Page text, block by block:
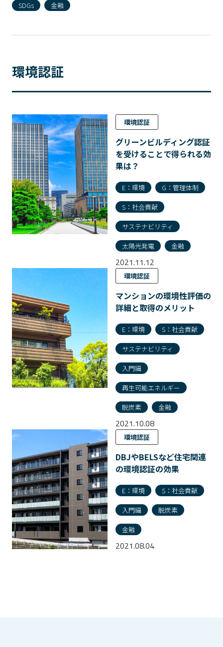
SDGs 金融
環境認証
環境認証
グリーンビルディング認証
を受けることで得られる効
果は？
E：環境 G：管理体制
S：社会貢献
サステナビリティ
太陽光発電 金融
2021.11.12
環境認証
マンションの環境性評価の
詳細と取得のメリット
E：環境 S：社会貢献
サステナビリティ
入門編
再生可能エネルギー
脱炭素 金融
2021.10.08
環境認証
DBJやBELSなど住宅関連
の環境認証の効果
E：環境 S：社会貢献
入門編 脱炭素
金融
2021.08.04